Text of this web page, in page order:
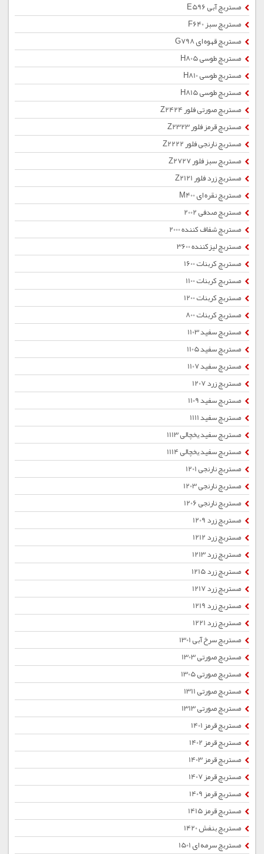
مستربچ آبی E596
مستربچ سبز F640
مستربچ قهوه ای G798
مستربچ طوسی H805
مستربچ طوسی H810
مستربچ طوسی H815
مستربچ صورتی فلور Z2424
مستربچ قرمز فلور Z2323
مستربچ نارنجی فلور Z2222
مستربچ سبز فلور Z2727
مستربچ زرد فلور Z2121
مستربچ نقره ای M400
مستربچ صدفی 2002
مستربچ شفاف کننده 2000
مستربچ لیزکننده 3600
مستربچ کربنات 1600
مستربچ کربنات 1100
مستربچ کربنات 1200
مستربچ کربنات 800
مستربچ سفید 1103
مستربچ سفید 1105
مستربچ سفید 1107
مستربچ زرد 1207
مستربچ سفید 1109
مستربچ سفید 1111
مستربچ سفید یخچالی 1113
مستربچ سفید یخچالی 1114
مستربچ نارنجی 1201
مستربچ نارنجی 1203
مستربچ نارنجی 1206
مستربچ زرد 1209
مستربچ زرد 1212
مستربچ زرد 1213
مستربچ زرد 1215
مستربچ زرد 1217
مستربچ زرد 1219
مستربچ زرد 1221
مستربچ سرخ آبی 1301
مستربچ صورتی 1303
مستربچ صورتی 1305
مستربچ صورتی 1311
مستربچ صورتی 1313
مستربچ قرمز 1401
مستربچ قرمز 1402
مستربچ قرمز 1403
مستربچ قرمز 1407
مستربچ قرمز 1409
مستربچ قرمز 1415
مستربچ بنفش 1420
مستربچ سرمه ای 1501